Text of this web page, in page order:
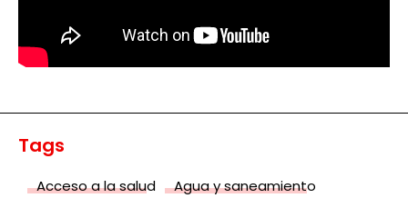
Tags
Acceso a la salud
Agua y saneamiento